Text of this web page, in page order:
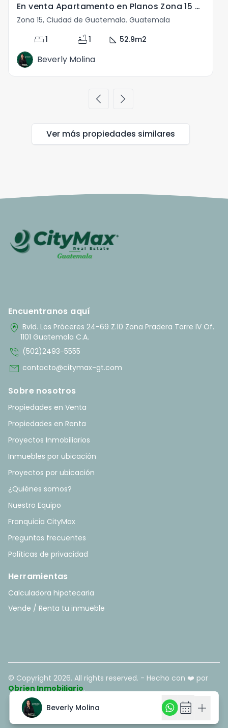
En venta Apartamento en Planos Zona 15 con 1 Dormitorio
Zona 15, Ciudad de Guatemala. Guatemala
bed1 bathtub1 square_foot 52.9m2
Beverly Molina
chevron_left chevron_right
Ver más propiedades similares
Beverly Molina calendar_month add
Beverly Molina calendar_month add
Encuentranos aquí
home_pin Bvld. Los Próceres 24-69 Z.10 Zona Pradera Torre IV Of.
1101 Guatemala C.A.
phone_in_talk (502)2493-5555
mail contacto@citymax-gt.com
Sobre nosotros
Propiedades en Venta
Propiedades en Renta
Proyectos Inmobiliarios
Inmuebles por ubicación
Proyectos por ubicación
¿Quiénes somos?
Nuestro Equipo
Franquicia CityMax
Preguntas frecuentes
Políticas de privacidad
Herramientas
Calculadora hipotecaria
Vende / Renta tu inmueble
© Copyright 2026. All rights reserved. - Hecho con ❤️ por
Obrien Inmobiliario.